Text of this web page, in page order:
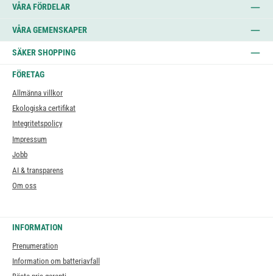
VÅRA FÖRDELAR
VÅRA GEMENSKAPER
SÄKER SHOPPING
FÖRETAG
Allmänna villkor
Ekologiska certifikat
Integritetspolicy
Impressum
Jobb
AI & transparens
Om oss
INFORMATION
Prenumeration
Information om batteriavfall